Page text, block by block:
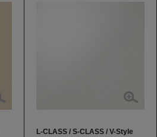
L-CLASS / S-CLASS / V-Style